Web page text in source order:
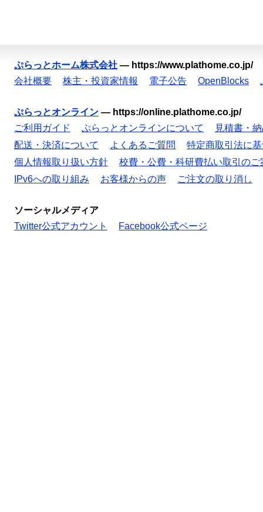
ぷらっとホーム株式会社 — https://www.plathome.co.jp/
会社概要
株主・投資家情報 電子公告 OpenBlocks
ぷらっとオンライン — https://online.plathome.co.jp/
ご利用ガイド
ぷらっとオンラインについて
見積書・
配送・決済について
よくあるご質問
特定商取引法に
個人情報取り扱い方針
校費・公費・科研費払い取引のご
IPv6への取り組み
お客様からの声 ご注文の取り消し
ソーシャルメディア
Twitter公式アカウント
Facebook公式ページ